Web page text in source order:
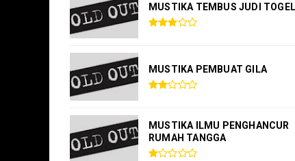
MUSTIKA TEMBUS JUDI TOGEL
MUSTIKA PEMBUAT GILA
MUSTIKA ILMU PENGHANCUR
RUMAH TANGGA